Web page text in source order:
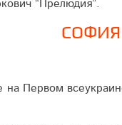
“Прелюдия”.
Первом